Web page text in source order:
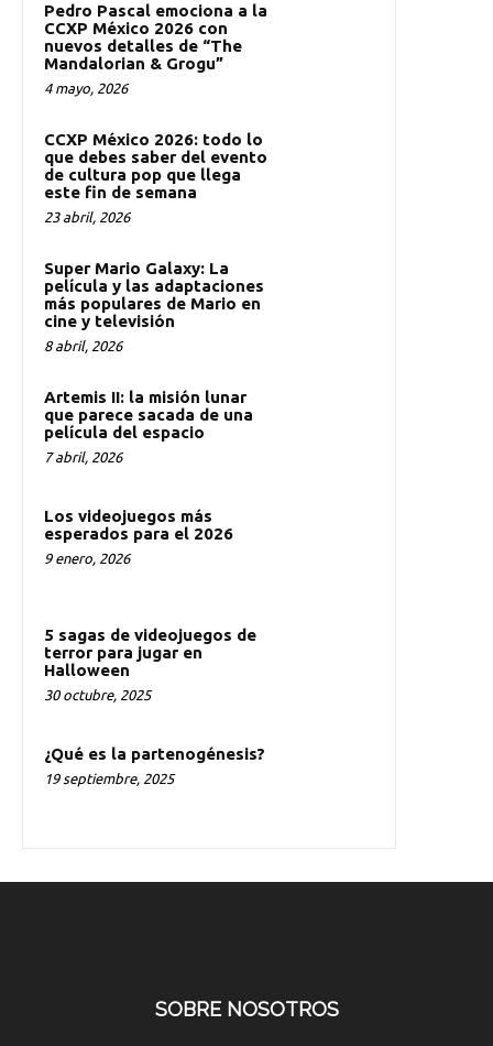
Pedro Pascal emociona a la
CCXP México 2026 con
nuevos detalles de “The
Mandalorian & Grogu”
4 mayo, 2026
CCXP México 2026: todo lo
que debes saber del evento
de cultura pop que llega
este fin de semana
23 abril, 2026
Super Mario Galaxy: La
película y las adaptaciones
más populares de Mario en
cine y televisión
8 abril, 2026
Artemis II: la misión lunar
que parece sacada de una
película del espacio
7 abril, 2026
Los videojuegos más
esperados para el 2026
9 enero, 2026
5 sagas de videojuegos de
terror para jugar en
Halloween
30 octubre, 2025
¿Qué es la partenogénesis?
19 septiembre, 2025
SOBRE NOSOTROS